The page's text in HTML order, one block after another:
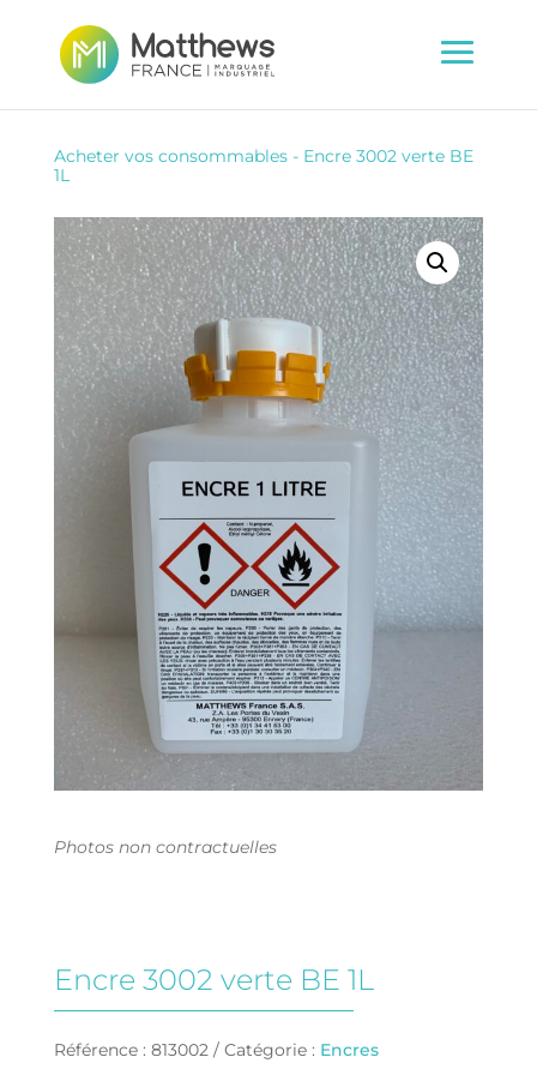
Acheter vos consommables- Encre 3002 verte BE
1L
Photos non contractuelles
Encre 3002 verte BE 1L
Référence : 813002 Catégorie : Encres